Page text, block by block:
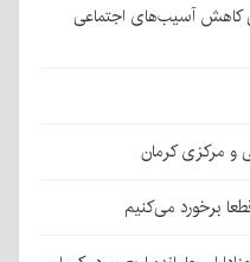
کاهش آسیب‌های اجتماعی
و مرکزی کرمان
برخورد می‌کنیم